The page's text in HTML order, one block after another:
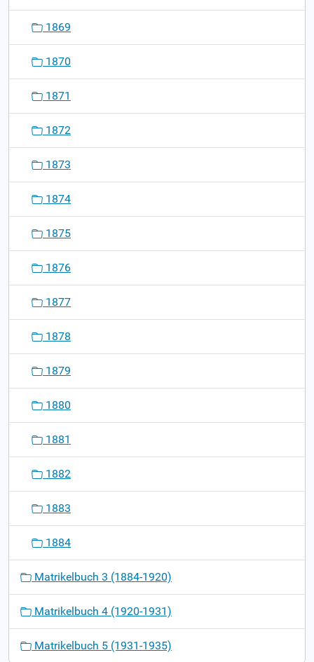
1869
1870
1871
1872
1873
1874
1875
1876
1877
1878
1879
1880
1881
1882
1883
1884
Matrikelbuch 3 (1884-1920)
Matrikelbuch 4 (1920-1931)
Matrikelbuch 5 (1931-1935)